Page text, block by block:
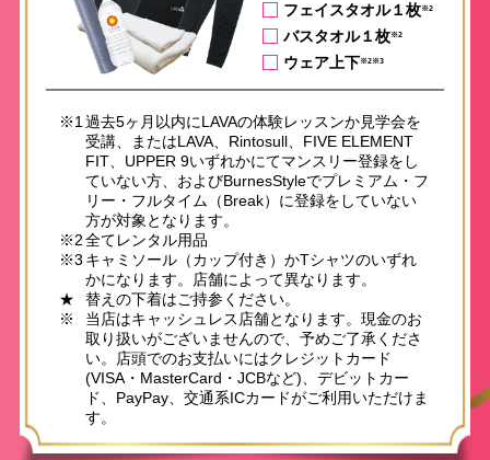
フェイスタオル１枚※2
バスタオル１枚※2
ウェア上下※2※3
※1 過去5ヶ月以内にLAVAの体験レッスンか見学会を
受講、またはLAVA、Rintosull、FIVE ELEMENT
FIT、UPPER 9いずれかにてマンスリー登録をし
ていない方、およびBurnesStyleでプレミアム・フ
リー・フルタイム（Break）に登録をしていない
方が対象となります。
※2全てレンタル用品
※3 キャミソール（カップ付き）かTシャツのいずれ
かになります。店舗によって異なります。
★
替えの下着はご持参ください。
※
当店はキャッシュレス店舗となります。現金のお
取り扱いがございませんので、予めご了承くださ
い。店頭でのお支払いにはクレジットカード
(VISA・MasterCard・JCBなど)、デビットカー
ド、PayPay、交通系ICカードがご利用いただけま
す。